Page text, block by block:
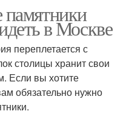
в Москве
переплетается с
столицы хранит свои
Если вы хотите
обязательно нужно